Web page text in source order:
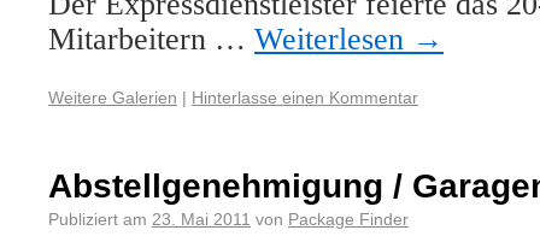
Mitarbeitern … Weiterlesen →
Weitere Galerien | Hinterlasse einen Kommentar
Abstellgenehmigung /
Publiziert am 23. Mai 2011 von Package Finder